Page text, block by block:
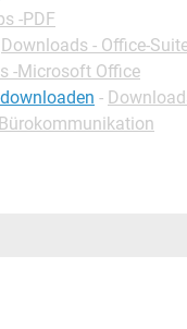
-PDF
Downloads - Office-
-Microsoft Office
-